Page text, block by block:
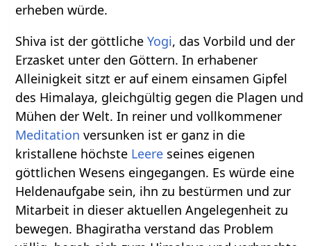
erheben würde.
Shiva ist der göttlicheYogi, das Vorbild und der
Erzasket unter den Göttern. In erhabener
Alleinigkeit sitzt er auf einem einsamen Gipfel
des Himalaya, gleichgültig gegen die Plagen und
Mühen der Welt. In reiner und vollkommener
Meditation versunken ist er ganz in die
kristallene höchste Leere seines eigenen
göttlichen Wesens eingegangen. Es würde eine
Heldenaufgabe sein, ihn zu bestürmen und zur
Mitarbeit in dieser aktuellen Angelegenheit zu
bewegen. Bhagiratha verstand das Problem